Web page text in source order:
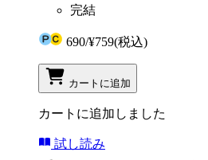
完結
690/¥759(税込)
カートに追加
カートに追加しました
試し読み